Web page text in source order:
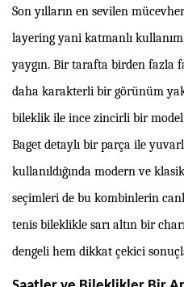
Son yılların en sevilen
layering yani katmanlı
yaygın. Bir tarafta birden fazla
daha karakterli bir görünüm
bileklik ile ince zincirli bir
Baget detaylı bir parça ile
kullanıldığında modern ve
seçimleri de bu kombinlerin
tenis bileklikle sarı altın bir
dengeli hem dikkat çekici